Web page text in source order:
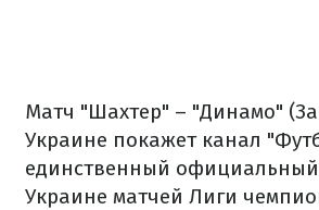
Матч "Шахтер" – "Динамо"
Украине покажет канал
единственный официальный
Украине матчей Лиги